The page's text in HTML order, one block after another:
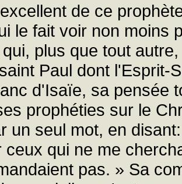
de ce
le fait voir non moins
plus que tout
Paul dont l'Esprit-
d'Isaïe, sa pensée
prophéties sur le
un seul mot, en
ceux qui ne me
pas. » Sa